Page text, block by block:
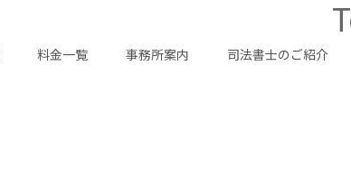
料金一覧 事務所案内 司法書士のご紹介